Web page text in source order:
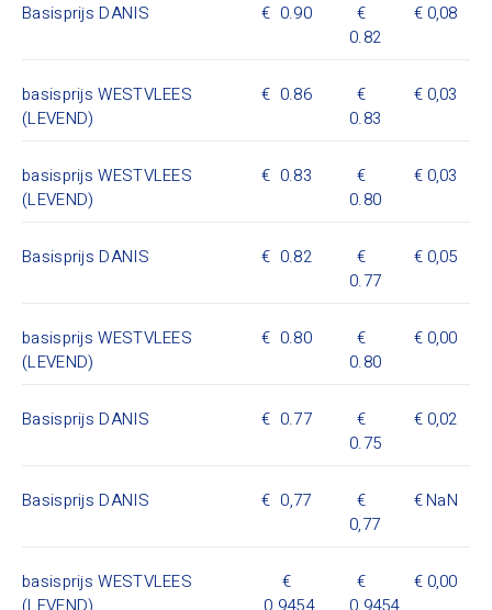
Basisprijs DANIS
0.90
0.82
0,08
basisprijs WESTVLEES
(LEVEND)
0.86
0.83
0,03
basisprijs WESTVLEES
(LEVEND)
0.83
0.80
0,03
Basisprijs DANIS
0.82
0.77
0,05
basisprijs WESTVLEES
(LEVEND)
0.80
0.80
0,00
Basisprijs DANIS
0.77
0.75
0,02
Basisprijs DANIS
0,77
0,77
NaN
basisprijs WESTVLEES
0,00